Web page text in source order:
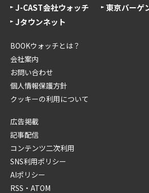
J-CAST会社ウォッチ
東京バーゲ
Jタウンネット
BOOKウォッチとは？
会社案内
お問い合わせ
個人情報保護方針
クッキーの利用について
広告掲載
記事配信
コンテンツ二次利用
SNS利用ポリシー
AIポリシー
RSS・ATOM